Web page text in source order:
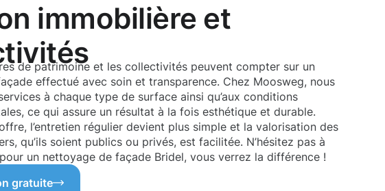
immobilière et
de patrimoine et les collectivités peuvent compter sur un
effectué avec soin et transparence. Chez Moosweg, nous
à chaque type de surface ainsi qu’aux conditions
ce qui assure un résultat à la fois esthétique et durable.
l’entretien régulier devient plus simple et la valorisation des
qu’ils soient publics ou privés, est facilitée. N’hésitez pas à
un nettoyage de façade Bridel, vous verrez la différence !
gratuite